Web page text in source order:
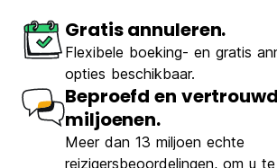
Gratis annuleren.
Flexibele boeking- en gratis
opties beschikbaar.
Beproefd en
miljoenen.
Meer dan 13 miljoen echte
reizigersbeoordelingen, om u